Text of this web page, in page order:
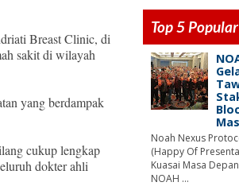
Breast Clinic, di
sakit di wilayah
yang berdampak
cukup lengkap
dokter ahli
Top 5
Noah Nexus
(Happy Of
Kuasai Masa
NOAH ...